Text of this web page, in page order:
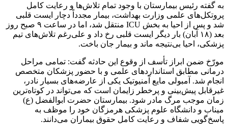
به گفته رئیس بیمارستان با وجود تمام تلاش‌ها و رعایت کامل
پروتکل‌های علمی وزارت بهداشت، بیمار مجدداً دچار ایست قلبی
شد و پس از احیا به بخش ICU منتقل شد، اما در ساعت ۹ صبح روز
بعد (۱۸ آبان) بار دیگر ایست قلبی رخ داد و علی‌رغم تلاش‌های تیم
پزشکی، احیا بی‌نتیجه ماند و بیمار جان باخت.
مورّخ ضمن ابراز تأسف از وقوع این حادثه گفت: تمامی مراحل
درمانی مطابق استانداردهای علمی و با حضور پزشکان متخصص
انجام شد. آمبولی مایع آمنیوتیک یکی از عارضه‌های بسیار نادر،
غیرقابل پیش‌بینی و پرخطر زایمان است که می‌تواند در کوتاه‌ترین
زمان موجب مرگ مادر شود. بیمارستان حضرت ابوالفضل (ع)
میناب و دانشگاه علوم پزشکی هرمزگان خود را موظف به
پاسخ‌گویی شفاف و رعایت کامل حقوق بیماران می‌دانند.